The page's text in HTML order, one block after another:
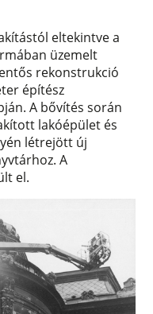
eltekintve a
üzemelt
rekonstrukció
építész
A bővítés során
lakóépület és
létrejött új
A
el.